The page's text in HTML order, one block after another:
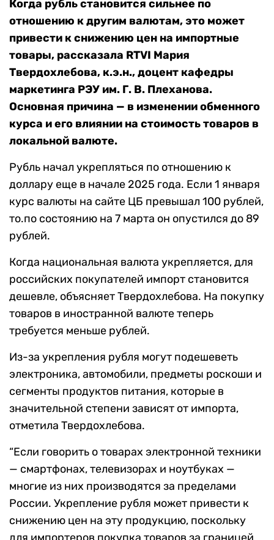
Когда рубль становится сильнее по
отношению к другим валютам, это может
привести к снижению цен на импортные
товары, рассказала RTVI Мария
Твердохлебова, к.э.н., доцент кафедры
маркетинга РЭУ им. Г. В. Плеханова.
Основная причина — в изменении обменного
курса и его влиянии на стоимость товаров в
локальной валюте.
Рубль начал укрепляться по отношению к
доллару еще в начале 2025 года. Если 1 января
курс валюты на сайте ЦБ превышал 100 рублей,
то.по состоянию на 7 марта он опустился до 89
рублей.
Когда национальная валюта укрепляется, для
российских покупателей импорт становится
дешевле, объясняет Твердохлебова. На покупку
товаров в иностранной валюте теперь
требуется меньше рублей.
Из-за укрепления рубля могут подешеветь
электроника, автомобили, предметы роскоши и
сегменты продуктов питания, которые в
значительной степени зависят от импорта,
отметила Твердохлебова.
“Если говорить о товарах электронной техники
— смартфонах, телевизорах и ноутбуках —
многие из них производятся за пределами
России. Укрепление рубля может привести к
снижению цен на эту продукцию, поскольку